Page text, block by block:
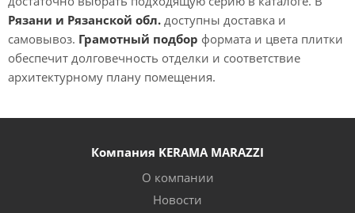
Рязани и Рязанской обл. доступны доставка и
самовывоз. Грамотный подбор формата и цвета плитки
обеспечит долговечность отделки и соответствие
архитектурному плану помещения.
Компания KERAMA MARAZZI
О компании
Новости